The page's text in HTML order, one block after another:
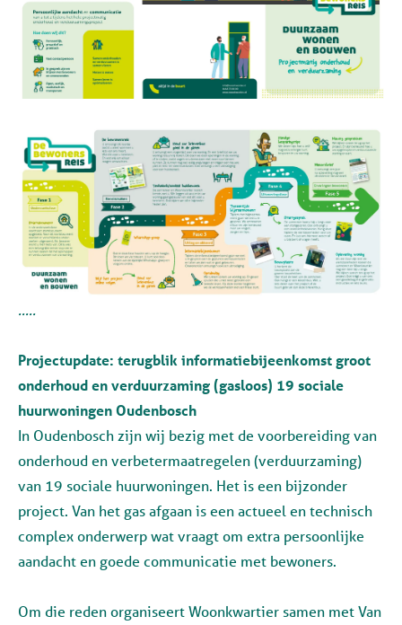
.....
Projectupdate: terugblik informatiebijeenkomst groot
onderhoud en verduurzaming (gasloos) 19 sociale
huurwoningen Oudenbosch
In Oudenbosch zijn wij bezig met de voorbereiding van
onderhoud en verbetermaatregelen (verduurzaming)
van 19 sociale huurwoningen. Het is een bijzonder
project. Van het gas afgaan is een actueel en technisch
complex onderwerp wat vraagt om extra persoonlijke
aandacht en goede communicatie met bewoners.
Om die reden organiseert Woonkwartier samen met Van